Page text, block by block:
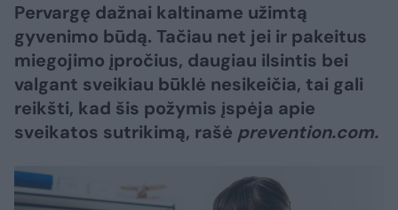
Pervargę dažnai kaltiname užimtą
gyvenimo būdą. Tačiau net jei ir pakeitus
miegojimo įpročius, daugiau ilsintis bei
valgant sveikiau būklė nesikeičia, tai gali
reikšti, kad šis požymis įspėja apie
sveikatos sutrikimą, rašė prevention.com.